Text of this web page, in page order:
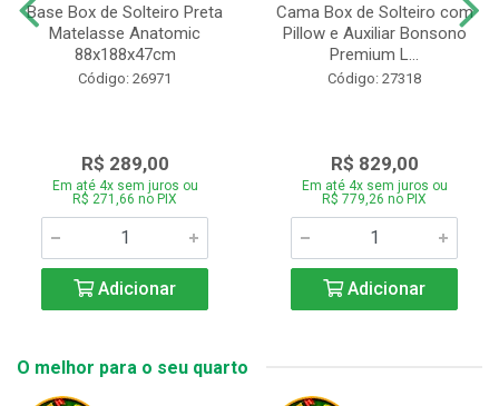
Base Box de Solteiro Preta
Matelasse Anatomic
88x188x47cm
Código: 26971
R$ 289,00
Em até 4x sem juros ou
R$ 271,66 no PIX
Adicionar
Cama Box de Solteiro com
Pillow e Auxiliar Bonsono
Premium L...
Código: 27318
R$ 829,00
Em até 4x sem juros ou
R$ 779,26 no PIX
Adicionar
O melhor para o seu quarto